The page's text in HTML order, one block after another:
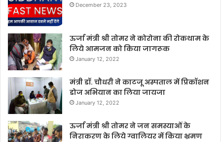
December 23, 2023
ऊर्जा मंत्री श्री तोमर ने कोरोना की रोकथाम के
लिये आमजन को किया जागरूक
January 12, 2022
मंत्री डॉ. चौधरी ने काटजू अस्पताल में प्रिकॉशन
डोज अभियान का लिया जायजा
January 12, 2022
ऊर्जा मंत्री श्री तोमर ने जन समस्याओं के
निराकरण के लिये ग्वालियर में किया भ्रमण